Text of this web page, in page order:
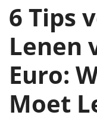
6 Tips
Lenen
Euro:
Moet